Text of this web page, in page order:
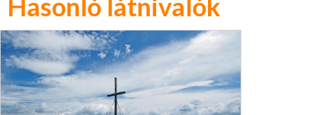
Hasonló látnivalók